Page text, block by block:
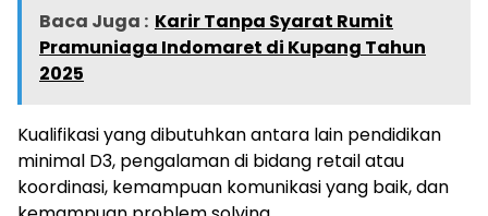
Baca Juga : Karir Tanpa Syarat Rumit
Pramuniaga Indomaret di Kupang Tahun
2025
Kualifikasi yang dibutuhkan antara lain pendidikan
minimal D3, pengalaman di bidang retail atau
koordinasi, kemampuan komunikasi yang baik, dan